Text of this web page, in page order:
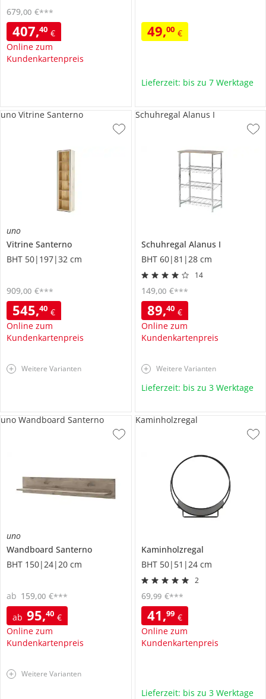
407,40 €
Online zum
Kundenkartenpreis
679,00 €***
49,00 €
Lieferzeit: bis zu 7 Werktage
uno
Vitrine Santerno
BHT 50|197|32 cm
545,40 €
Online zum
Kundenkartenpreis
909,00 €***
uno Vitrine Santerno
Weitere Varianten
Schuhregal Alanus I
BHT 60|81|28 cm
14
89,40 €
Online zum
Kundenkartenpreis
149,00 €***
Schuhregal Alanus I
Weitere Varianten
Lieferzeit: bis zu 3 Werktage
uno
Wandboard Santerno
BHT 150|24|20 cm
ab 95,40 €
Online zum
Kundenkartenpreis
ab 159,00 €***
uno Wandboard Santerno
Weitere Varianten
Kaminholzregal
BHT 50|51|24 cm
2
41,99 €
Online zum
Kundenkartenpreis
69,99 €***
Kaminholzregal
Lieferzeit: bis zu 3 Werktage